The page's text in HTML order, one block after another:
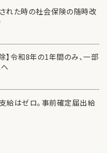
れた時の社会保険の随時改
】令和8年の1年間のみ、一部
給はゼロ。事前確定届出給